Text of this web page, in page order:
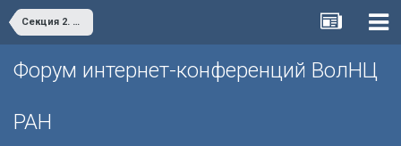
Секция 2. «Проблемы и перспективы пространственного развития территорий»
Форум интернет-конференций ВолНЦ
РАН